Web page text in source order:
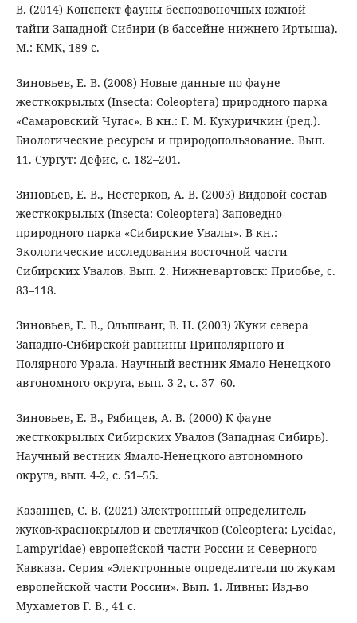
В. (2014) Конспект фауны беспозвоночных южной
тайги Западной Сибири (в бассейне нижнего Иртыша).
М.: КМК, 189 с.
Зиновьев, Е. В. (2008) Новые данные по фауне
жесткокрылых (Insecta: Coleoptera) природного парка
«Самаровский Чугас». В кн.: Г. М. Кукуричкин (ред.).
Биологические ресурсы и природопользование. Вып.
11. Сургут: Дефис, с. 182–201.
Зиновьев, Е. В., Нестерков, А. В. (2003) Видовой состав
жесткокрылых (Insecta: Coleoptera) Заповедно-
природного парка «Сибирские Увалы». В кн.:
Экологические исследования восточной части
Сибирских Увалов. Вып. 2. Нижневартовск: Приобье, с.
83–118.
Зиновьев, Е. В., Ольшванг, В. Н. (2003) Жуки севера
Западно-Сибирской равнины Приполярного и
Полярного Урала. Научный вестник Ямало-Ненецкого
автономного округа, вып. 3-2, с. 37–60.
Зиновьев, Е. В., Рябицев, А. В. (2000) К фауне
жесткокрылых Сибирских Увалов (Западная Сибирь).
Научный вестник Ямало-Ненецкого автономного
округа, вып. 4-2, с. 51–55.
Казанцев, С. В. (2021) Электронный определитель
жуков-краснокрылов и светлячков (Coleoptera: Lycidae,
Lampyridae) европейской части России и Северного
Кавказа. Серия «Электронные определители по жукам
европейской части России». Вып. 1. Ливны: Изд-во
Мухаметов Г. В., 41 с.